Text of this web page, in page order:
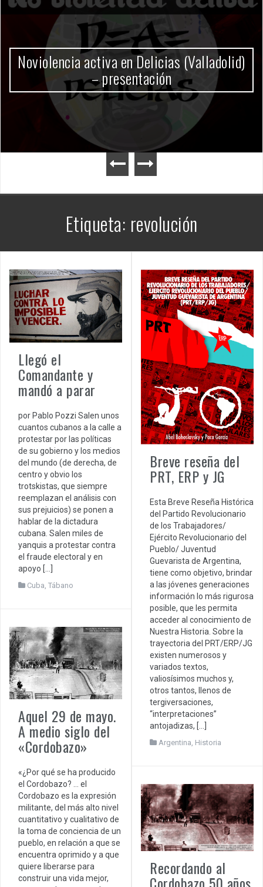
Gobierno Milei
Etiqueta: revolución
Llegó el
Comandante y
mandó a parar
por Pablo Pozzi Salen unos
cuantos cubanos a la calle a
protestar por las políticas
de su gobierno y los medios
del mundo (de derecha, de
centro y obvio los
trotskistas, que siempre
reemplazan el análisis con
sus prejuicios) se ponen a
hablar de la dictadura
cubana. Salen miles de
yanquis a protestar contra
el fraude electoral y en
apoyo […]
Cuba Tábano
Breve reseña del
PRT, ERP y JG
Esta Breve Reseña Histórica
del Partido Revolucionario
de los Trabajadores/
Ejército Revolucionario del
Pueblo/ Juventud
Guevarista de Argentina,
tiene como objetivo, brindar
a las jóvenes generaciones
información lo más rigurosa
posible, que les permita
acceder al conocimiento de
Nuestra Historia. Sobre la
trayectoria del PRT/ERP/JG
existen numerosos y
variados textos,
valiosísimos muchos y,
otros tantos, llenos de
tergiversaciones,
“interpretaciones”
antojadizas, […]
Argentina Historia
Aquel 29 de mayo.
A medio siglo del
«Cordobazo»
«¿Por qué se ha producido
el Cordobazo? … el
Cordobazo es la expresión
militante, del más alto nivel
cuantitativo y cualitativo de
la toma de conciencia de un
pueblo, en relación a que se
encuentra oprimido y a que
quiere liberarse para
construir una vida mejor,
Recordando al
Cordobazo 50 años